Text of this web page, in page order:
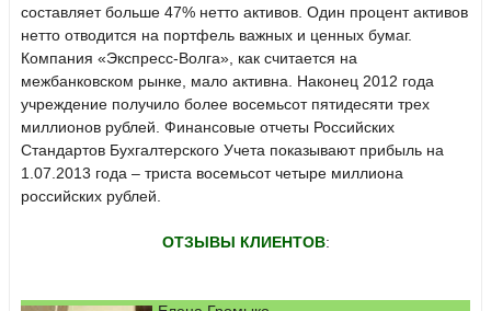
составляет больше 47% нетто активов. Один процент активов
нетто отводится на портфель важных и ценных бумаг.
Компания «Экспресс-Волга», как считается на
межбанковском рынке, мало активна. Наконец 2012 года
учреждение получило более восемьсот пятидесяти трех
миллионов рублей. Финансовые отчеты Российских
Стандартов Бухгалтерского Учета показывают прибыль на
1.07.2013 года – триста восемьсот четыре миллиона
российских рублей.
ОТЗЫВЫ КЛИЕНТОВ: